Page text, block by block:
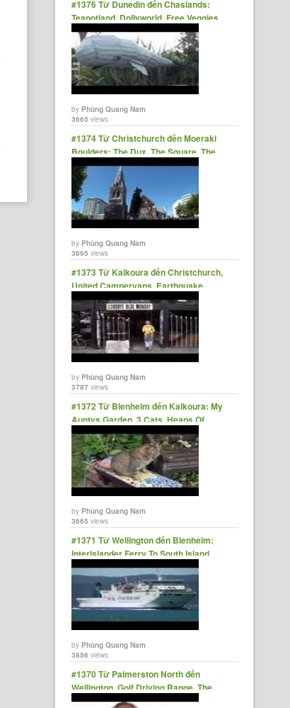
#1376 Từ Dunedin đến Chaslands:
Teapotland, Dollyworld, Free Veggies,
The Lost Gypsy Gallery
byPhùng Quang Nam
3665 views
#1374 Từ Christchurch đến Moeraki
Boulders: The Dux, The Square, The
Wizard, Kapa Haka
byPhùng Quang Nam
3695 views
#1373 Từ Kaikoura đến Christchurch,
United Campervans, Earthquake
Damage, Goodbye Blue Monday.
byPhùng Quang Nam
3787 views
#1372 Từ Blenheim đến Kaikoura: My
Auntys Garden, 3 Cats, Heaps Of
Seals, Salad + Spa
byPhùng Quang Nam
3665 views
#1371 Từ Wellington đến Blenheim:
Interislander Ferry To South Island,
Sunset Sailing, Kaipupu Point
byPhùng Quang Nam
3856 views
#1370 Từ Palmerston North đến
Wellington, Golf Driving Range, The
Square, Swings, NZs Capital City